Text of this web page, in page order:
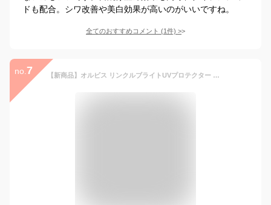
ドも配合。シワ改善や美白効果が高いのがいいですね。
全てのおすすめコメント (1件) >
no. 7 【新商品】オルビス リンクルブライトUVプロテクター N 50g（医薬部外品） 日焼け止め シミ予防 シワ改善 美白 UVケア 日焼け対策 うるおい 低刺激 敏感肌 PA++++ SPF50+ 無香料 無着色 スキンケア オルビス ORBIS 公式